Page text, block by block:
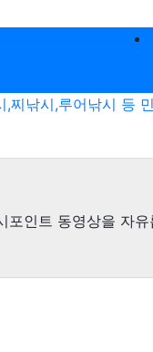
찌낚시,루어낚시 등
포인트 동영상을 자유